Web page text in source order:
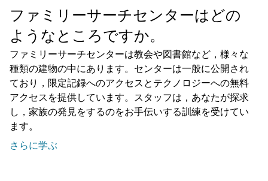
ファミリーサーチセンターはどの
ようなところですか。
ファミリーサーチセンターは教会や図書館など，様々な
種類の建物の中にあります。センターは一般に公開され
ており，限定記録へのアクセスとテクノロジーへの無料
アクセスを提供しています。スタッフは，あなたが探求
し，家族の発見をするのをお手伝いする訓練を受けてい
ます。
さらに学ぶ